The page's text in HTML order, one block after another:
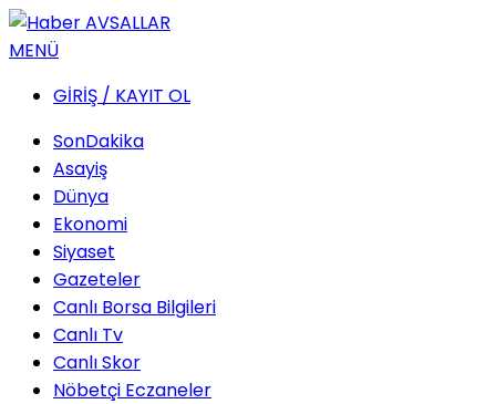
MENÜ
GİRİŞ / KAYIT OL
SonDakika
Asayiş
Dünya
Ekonomi
Siyaset
Gazeteler
Canlı Borsa Bilgileri
Canlı Tv
Canlı Skor
Nöbetçi Eczaneler